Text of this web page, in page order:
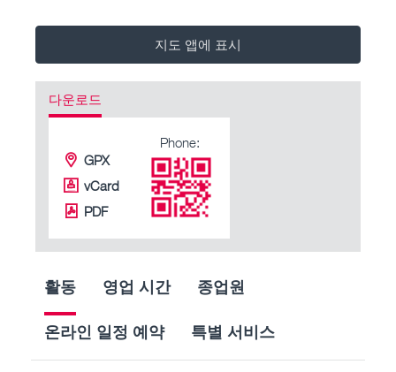
지도 앱에 표시
다운로드
GPX
vCard
PDF
Phone:
활동 영업 시간 종업원
온라인 일정 예약 특별 서비스